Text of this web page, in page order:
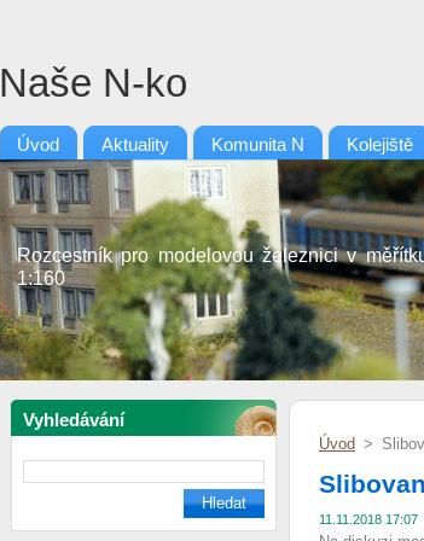
Naše N-ko
Úvod Aktuality Komunita N Kolejiště
Rozcestník pro modelovou železnici v
1:160
Vyhledávání
Úvod >
11.11.2018 17:07